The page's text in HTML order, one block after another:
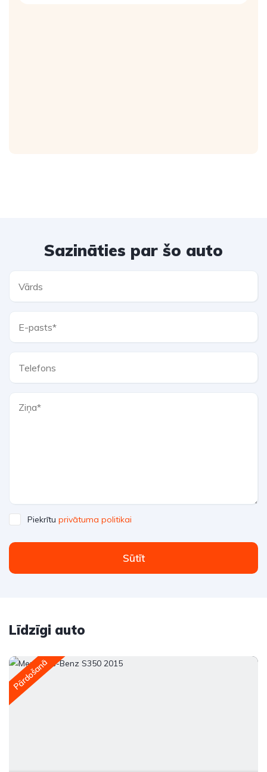
Sazināties par šo auto
Piekrītu privātuma politikai
Sūtīt
Līdzīgi auto
Pārdošanā